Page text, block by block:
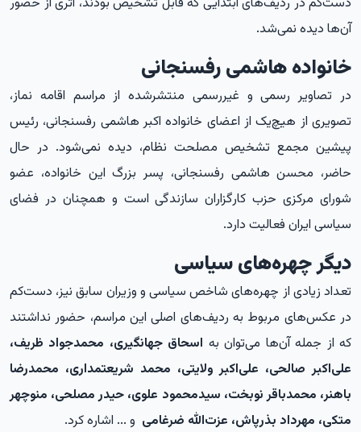
آن‌ها دیده نمی‌شد.
خانواده هاشمی رفسنجانی
در تصاویر رسمی و غیررسمی منتشرشده از مراسم اقامه نماز،
تصویری از هیچ‌یک از اعضای خانواده اکبر هاشمی رفسنجانی، رئیس
پیشین مجمع تشخیص مصلحت نظام، دیده نمی‌شود. در حال
حاضر، محسن هاشمی رفسنجانی، پسر بزرگ این خانواده، عضو
شورای مرکزی حزب کارگزاران سازندگی است و همچنان در فضای
سیاسی ایران فعالیت دارد.
دیگر چهره‌های سیاسی
تعداد زیادی از چهره‌های شاخص سیاسی و وزیران سابق نیز، دست‌کم
در عکس‌های مربوط به ردیف‌های اصلی این مراسم، حضور نداشتند
که از جمله آن‌ها می‌توان به اسحاق جهانگیری، محمدجواد ظریف،
علی‌اکبر صالحی، علی‌اکبر ولایتی، محمد شریعتمداری، محمدرضا
باهنر، محمدباقر نوبخت، سیدمحمود علوی، حیدر مصلحی، منوچهر
متکی، مهرداد بذرپاش، عزت‌الله ضرغامی و ... اشاره کرد.